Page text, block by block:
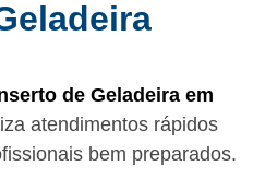
de Geladeira em
atendimentos rápidos
bem preparados.